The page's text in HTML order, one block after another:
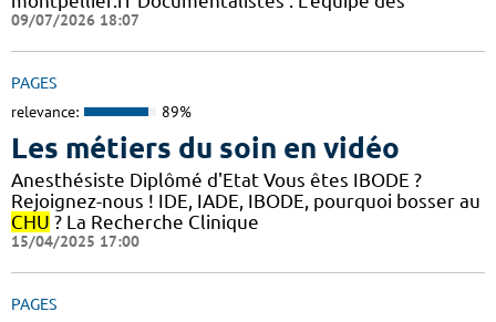
09/07/2026 18:07
PAGES
relevance: 89%
Les métiers du soin en vidéo
Anesthésiste Diplômé d'Etat Vous êtes IBODE ?
Rejoignez-nous ! IDE, IADE, IBODE, pourquoi bosser au
CHU ? La Recherche Clinique
15/04/2025 17:00
PAGES